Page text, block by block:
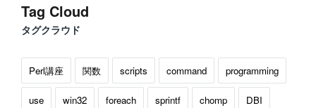
Tag Cloud
タグクラウド
Perl講座 関数 scripts command programming
use win32 foreach sprintf chomp DBI